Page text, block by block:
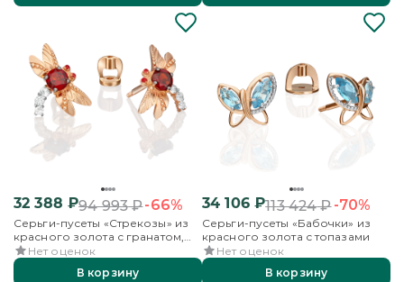
32 388 ₽94 993₽-66%
Серьги-пусеты «Стрекозы» из
красного золота с гранатом,
бесцветными топазами и
эмалью
Нет оценок
В корзину
34 106₽113 424₽-70%
Серьги-пусеты «Бабочки» из
красного золота с топазами
Нет оценок
В корзину